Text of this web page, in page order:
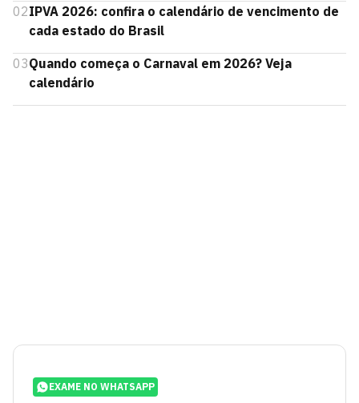
02IPVA 2026: confira o calendário de vencimento de
cada estado do Brasil
03Quando começa o Carnaval em 2026? Veja
calendário
EXAME NO WHATSAPP